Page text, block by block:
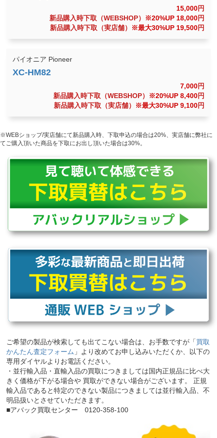
15,000円
新品購入時下取（WEBSHOP）
※20%UP 18,000円
新品購入時下取（実店舗）
※最大30%UP 19,500円
パイオニア Pioneer
7,000円
新品購入時下取（WEBSHOP）
※20%UP 8,400円
新品購入時下取（実店舗）
※最大30%UP 9,100円
※WEBショップ/実店舗にて新品購入時、下取申込の場合は20%、実店舗に弊社に
てご購入頂いた商品を下取にお出し頂いた場合は30%。
ご希望の製品が検索しても出てこない場合は、お手数ですが「買取
かんたん査定フォーム 」より改めてお申し込みいただくか、以下の
専用ダイヤルよりお電話ください。
・並行輸入品・直輸入品の買取につきましては国内正規品に比べ大
きく価格が下がる場合や 買取ができない場合がございます。 正規
輸入品であると特定のできない製品につきましては並行輸入品、不
明品扱いとさせていただきます。
■アバック買取センター 0120-358-100